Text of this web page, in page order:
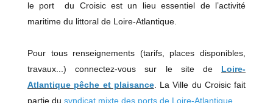
le port du Croisic est un lieu essentiel de l’activité
maritime du littoral de Loire-Atlantique.
Pour tous renseignements (tarifs, places disponibles,
travaux...) connectez-vous sur le site de Loire-
Atlantique pêche et plaisance. La Ville du Croisic fait
partie du syndicat mixte des ports de Loire-Atlantique